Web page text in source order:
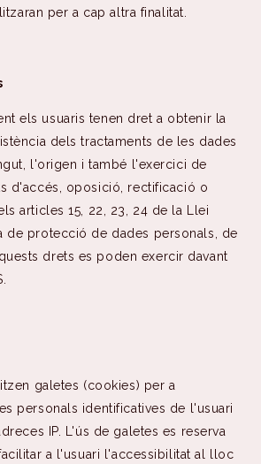
per a cap altra finalitat.
els usuaris tenen dret a obtenir la
dels tractaments de les dades
l'origen i també l'exercici de
d'accés, oposició, rectificació o
articles 15, 22, 23, 24 de la Llei
de protecció de dades personals, de
drets es poden exercir davant
galetes (cookies) per a
personals identificatives de l'usuari
IP. L'ús de galetes es reserva
a l'usuari l'accessibilitat al lloc